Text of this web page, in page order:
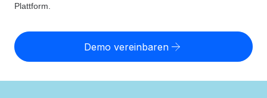
Weltweites Wachstum ohne Kosten für Niederlassungen
Contractor of Record
Rechtssichere, weltweite Arbeit mit Freelancer:innen
Globales Onboarding und Verwalten von
Einfache Einstellung in allen US-Bundesstaaten
Scheinselbstständigkeitsrisiko berechnen
Personalkostenrechner
Plattform.
Demo vereinbaren